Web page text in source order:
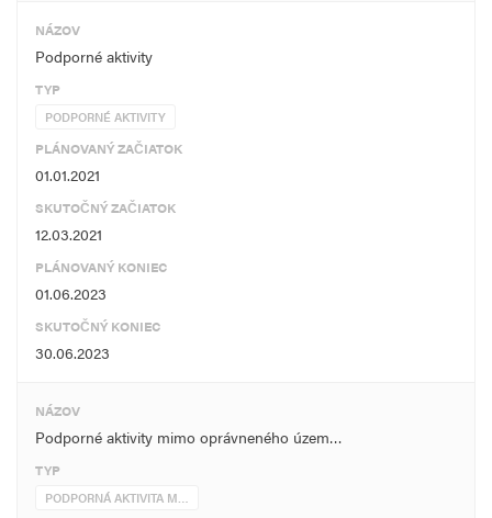
NÁZOV
Podporné aktivity
TYP
PODPORNÉ AKTIVITY
PLÁNOVANÝ ZAČIATOK
01.01.2021
SKUTOČNÝ ZAČIATOK
12.03.2021
PLÁNOVANÝ KONIEC
01.06.2023
SKUTOČNÝ KONIEC
30.06.2023
NÁZOV
Podporné aktivity mimo oprávneného územ…
TYP
PODPORNÁ AKTIVITA M…